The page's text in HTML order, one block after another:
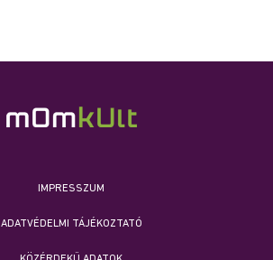
IMPRESSZUM
ADATVÉDELMI TÁJÉKOZTATÓ